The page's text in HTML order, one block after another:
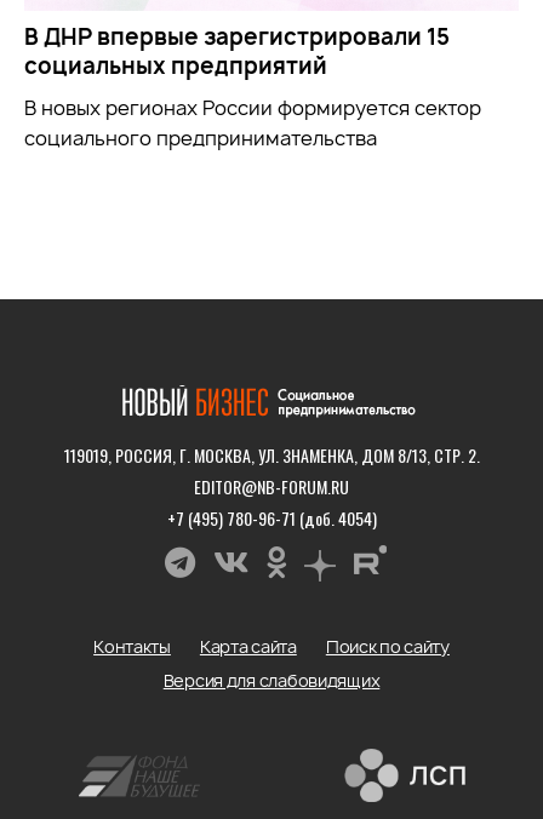
В ДНР впервые зарегистрировали 15
социальных предприятий
В новых регионах России формируется сектор
социального предпринимательства
119019, РОССИЯ, Г. МОСКВА, УЛ. ЗНАМЕНКА, ДОМ 8/13, СТР. 2.
EDITOR@NB-FORUM.RU
+7 (495) 780-96-71 (доб. 4054)
Контакты Карта сайта
Поиск по сайту
Версия для слабовидящих